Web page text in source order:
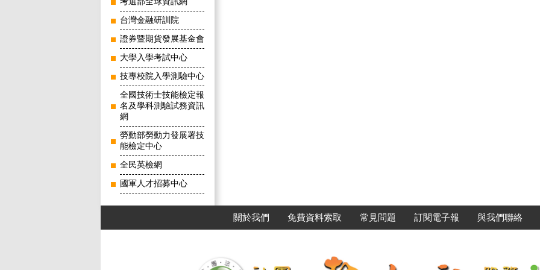
台灣金融研訓院
證券暨期貨發展基金會
大學入學考試中心
技專校院入學測驗中心
全國技術士技能檢定報
名及學科測驗試務資訊
網
勞動部勞動力發展署技
能檢定中心
全民英檢網
國軍人才招募中心
關於我們 免費資料索取 常見問題 訂閱電子報 與我們聯絡